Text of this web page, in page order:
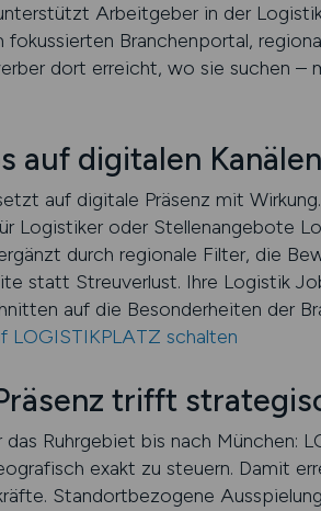
Arbeitgeber in der
fokussierten Branchenportal,
dort erreicht, wo sie suchen –
auf digitalen
auf digitale Präsenz mit
Logistiker oder Stellenangebote
durch regionale Filter, die
statt Streuverlust. Ihre Logistik
auf die Besonderheiten der
LOGISTIKPLATZ schalten
trifft
Ruhrgebiet bis nach München:
exakt zu steuern. Damit
Standortbezogene